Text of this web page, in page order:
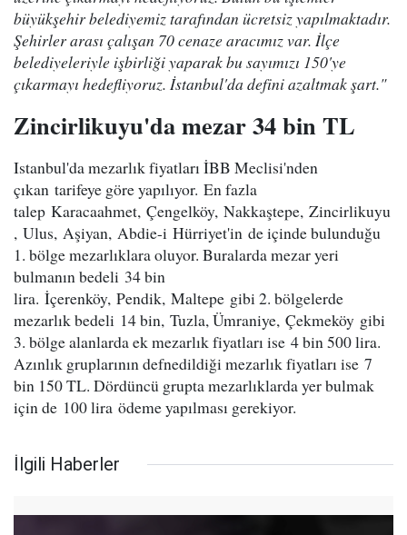
büyükşehir belediyemiz tarafından ücretsiz yapılmaktadır.
Şehirler arası çalışan 70 cenaze aracımız var. İlçe
belediyeleriyle işbirliği yaparak bu sayımızı 150'ye
çıkarmayı hedefliyoruz. İstanbul'da defini azaltmak şart."
Zincirlikuyu'da mezar 34 bin TL
Istanbul'da mezarlık fiyatları İBB Meclisi'nden
çıkan tarifeye göre yapılıyor. En fazla
talep Karacaahmet, Çengelköy, Nakkaştepe, Zincirlikuyu
, Ulus, Aşiyan, Abdie-i Hürriyet'in de içinde bulunduğu
1. bölge mezarlıklara oluyor. Buralarda mezar yeri
bulmanın bedeli 34 bin
lira. İçerenköy, Pendik, Maltepe gibi 2. bölgelerde
mezarlık bedeli 14 bin, Tuzla, Ümraniye, Çekmeköy gibi
3. bölge alanlarda ek mezarlık fiyatları ise 4 bin 500 lira.
Azınlık gruplarının defnedildiği mezarlık fiyatları ise 7
bin 150 TL. Dördüncü grupta mezarlıklarda yer bulmak
için de 100 lira ödeme yapılması gerekiyor.
İlgili Haberler